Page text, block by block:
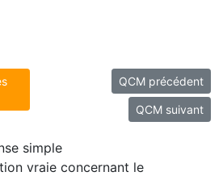
QCM précédent
QCM suivant
simple
vraie concernant le